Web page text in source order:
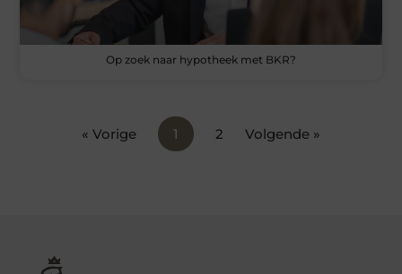
Op zoek naar hypotheek met BKR?
« Vorige 1 2 Volgende »